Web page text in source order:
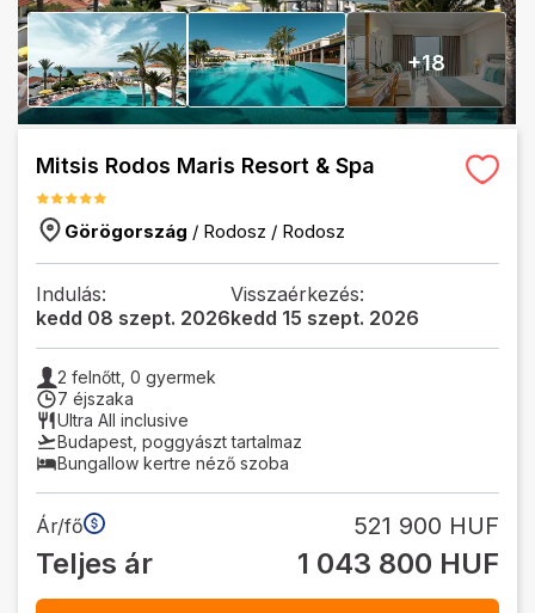
+18
Mitsis Rodos Maris Resort & Spa
Görögország / Rodosz / Rodosz
Indulás:
kedd 08 szept. 2026
Visszaérkezés:
kedd 15 szept. 2026
2 felnőtt, 0 gyermek
7 éjszaka
Ultra All inclusive
Budapest poggyászt tartalmaz
Bungallow kertre néző szoba
Ár/fő 521 900 HUF
Teljes ár 1 043 800 HUF